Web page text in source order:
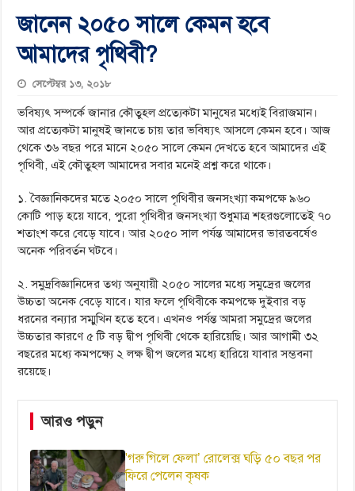
জানেন ২০৫০ সালে কেমন হবে
আমাদের পৃথিবী?
সেপ্টেম্বর ১৩, ২০১৮
ভবিষ্যৎ সম্পর্কে জানার কৌতুহল প্রত্যেকটা মানুষের মধ্যেই বিরাজমান।
আর প্রত্যেকটা মানুষই জানতে চায় তার ভবিষ্যৎ আসলে কেমন হবে। আজ
থেকে ৩৬ বছর পরে মানে ২০৫০ সালে কেমন দেখতে হবে আমাদের এই
পৃথিবী, এই কৌতুহল আমাদের সবার মনেই প্রশ্ন করে থাকে।
১. বৈজ্ঞানিকদের মতে ২০৫০ সালে পৃথিবীর জনসংখ্যা কমপক্ষে ৯৬০
কোটি পাড় হয়ে যাবে, পুরো পৃথিবীর জনসংখ্যা শুধুমাত্র শহরগুলোতেই ৭০
শতাংশ করে বেড়ে যাবে। আর ২০৫০ সাল পর্যন্ত আমাদের ভারতবর্ষেও
অনেক পরিবর্তন ঘটবে।
২. সমুদ্রবিজ্ঞানিদের তথ্য অনুযায়ী ২০৫০ সালের মধ্যে সমুদ্রের জলের
উচ্চতা অনেক বেড়ে যাবে। যার ফলে পৃথিবীকে কমপক্ষে দুইবার বড়
ধরনের বন্যার সম্মুখিন হতে হবে। এখনও পর্যন্ত আমরা সমুদ্রের জলের
উচ্চতার কারণে ৫ টি বড় দ্বীপ পৃথিবী থেকে হারিয়েছি। আর আগামী ৩২
বছরের মধ্যে কমপক্ষ্যে ২ লক্ষ দ্বীপ জলের মধ্যে হারিয়ে যাবার সম্ভবনা
রয়েছে।
আরও পড়ুন
'গরু গিলে ফেলা’ রোলেক্স ঘড়ি ৫০ বছর পর
ফিরে পেলেন কৃষক